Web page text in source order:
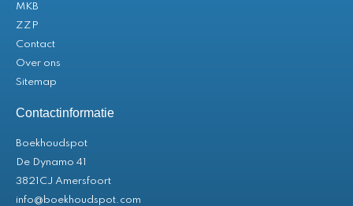
MKB
ZZP
Contact
Over ons
Sitemap
Contactinformatie
Boekhoudspot
De Dynamo 41
3821CJ Amersfoort
info@boekhoudspot.com